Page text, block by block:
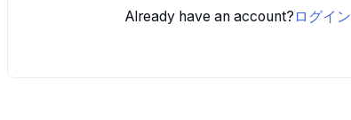
Already have an account? ログイン